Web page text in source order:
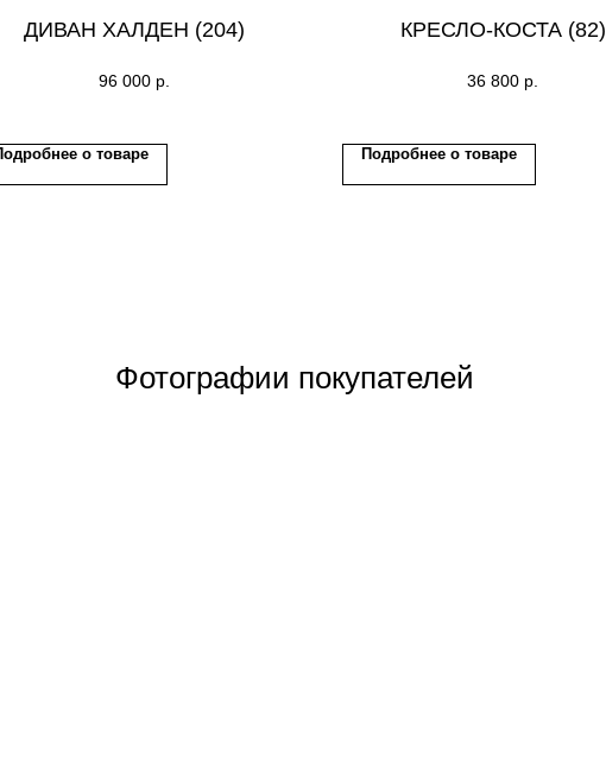
ДИВАН ХАЛДЕН (204)
96 000 р.
о товаре
КРЕСЛО-КОСТА (82)
36 800 р.
Подробнее о товаре
Фотографии покупателей